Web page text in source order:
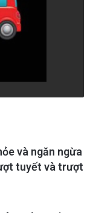
và ngăn ngừa
tuyết và trượt